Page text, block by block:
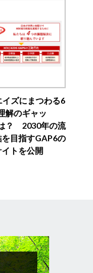
ズにまつわる6
解のギャッ
？ 2030年の流
目指すGAP6の
イトを公開